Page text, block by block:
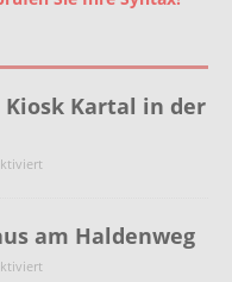
Kiosk Kartal in der
am Haldenweg